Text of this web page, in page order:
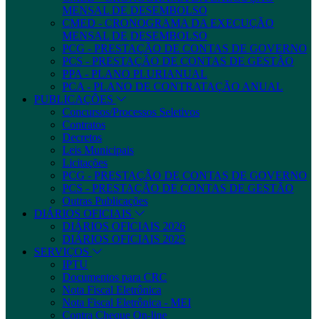
MENSAL DE DESEMBOLSO
CMED - CRONOGRAMA DA EXECUÇÃO
MENSAL DE DESEMBOLSO
PCG - PRESTAÇÃO DE CONTAS DE GOVERNO
PCS - PRESTAÇÃO DE CONTAS DE GESTÃO
PPA - PLANO PLURIANUAL
PCA - PLANO DE CONTRATAÇÃO ANUAL
PUBLICAÇÕES
Concursos/Processos Seletivos
Contratos
Decretos
Leis Municipais
Licitações
PCG - PRESTAÇÃO DE CONTAS DE GOVERNO
PCS - PRESTAÇÃO DE CONTAS DE GESTÃO
Outras Publicações
DIÁRIOS OFICIAIS
DIÁRIOS OFICIAIS 2026
DIÁRIOS OFICIAIS 2025
SERVIÇOS
IPTU
Documentos para CRC
Nota Fiscal Eletrônica
Nota Fiscal Eletrônica - MEI
Contra Cheque On-line